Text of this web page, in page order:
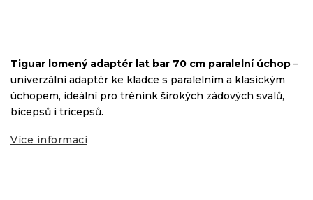
Tiguar lomený adaptér lat bar 70 cm paralelní úchop –
univerzální adaptér ke kladce s paralelním a klasickým
úchopem, ideální pro trénink širokých zádových svalů,
bicepsů i tricepsů.
Více informací